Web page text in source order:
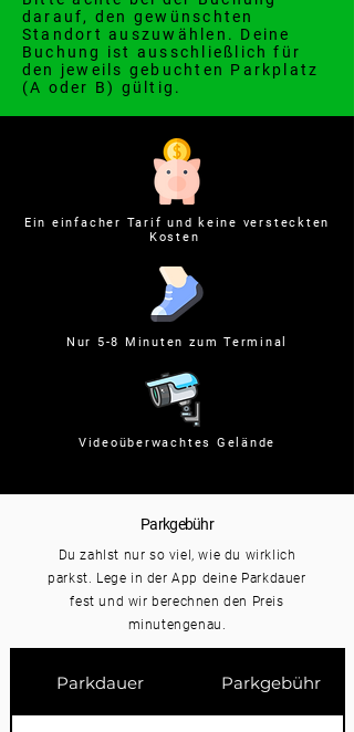
darauf, den gewünschten
Standort auszuwählen. Deine
Buchung ist ausschließlich für
den jeweils gebuchten Parkplatz
(A oder B) gültig.
Ein einfacher Tarif und keine versteckten
Kosten
Nur 5-8 Minuten zum Terminal
Videoüberwachtes Gelände
Parkgebühr
Du zahlst nur so viel, wie du wirklich
parkst. Lege in der App deine Parkdauer
fest und wir berechnen den Preis
minutengenau.
Parkdauer Parkgebühr